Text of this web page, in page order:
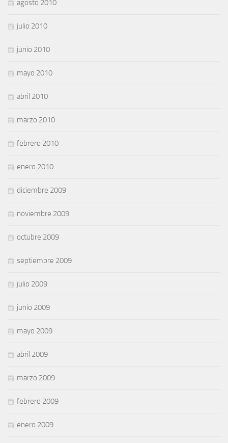
agosto 2010
julio 2010
junio 2010
mayo 2010
abril 2010
marzo 2010
febrero 2010
enero 2010
diciembre 2009
noviembre 2009
octubre 2009
septiembre 2009
julio 2009
junio 2009
mayo 2009
abril 2009
marzo 2009
febrero 2009
enero 2009